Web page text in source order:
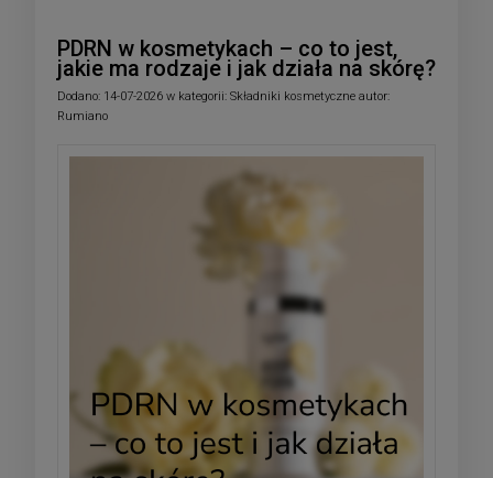
PDRN w kosmetykach – co to jest,
jakie ma rodzaje i jak działa na skórę?
Dodano: 14-07-2026 w kategorii: Składniki kosmetyczne autor:
Rumiano